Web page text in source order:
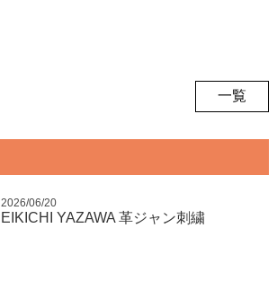
一覧
2026/06/20
EIKICHI YAZAWA 革ジャン刺繍